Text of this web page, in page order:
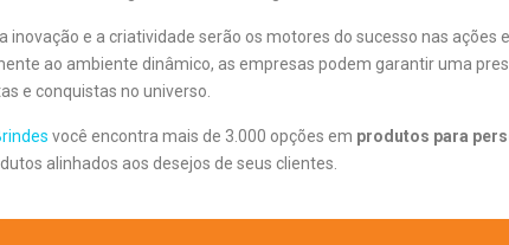
inovação e a criatividade serão os motores do sucesso nas
ao ambiente dinâmico, as empresas podem garantir uma
e conquistas no universo.
você encontra mais de 3.000 opções em produtos para
alinhados aos desejos de seus clientes.